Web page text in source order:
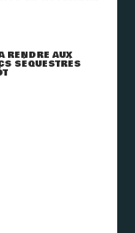
RENDRE AUX
SÉQUESTRÉS